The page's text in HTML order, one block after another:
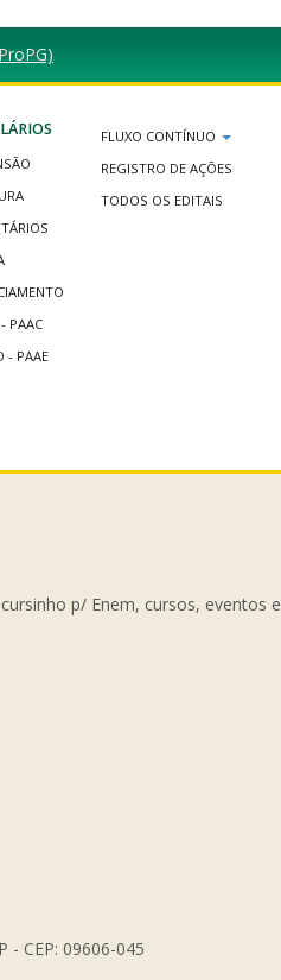
PAAC
- PAAE
FLUXO CONTÍNUO
REGISTRO DE AÇÕES
TODOS OS EDITAIS
p/ Enem, cursos, eventos e
- CEP: 09606-045